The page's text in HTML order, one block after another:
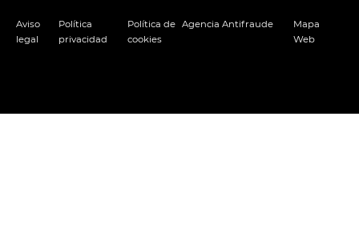
Aviso
legal
Política
privacidad
Política de
cookies
Agencia Antifraude
Mapa
Web